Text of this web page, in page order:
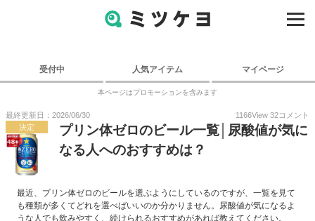
受付中 人気アイテム マイページ
本ページはプロモーションを含みます
最終更新日：2026/06/30 1166View 32コメント
決定
プリン体ゼロのビール一覧│尿酸値が気に
なる人へのおすすめは？
最近、プリン体ゼロのビールを選ぶようにしているのですが、一覧を見て
も種類が多くてどれを選べばいいのか分かりません。尿酸値が気になるよ
うな人でも飲みやすく、続けられるおすすめがあれば教えてください。